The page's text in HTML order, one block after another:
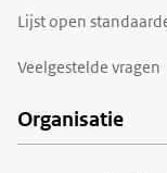
Lijst open
Veelgestelde vragen
Organisatie